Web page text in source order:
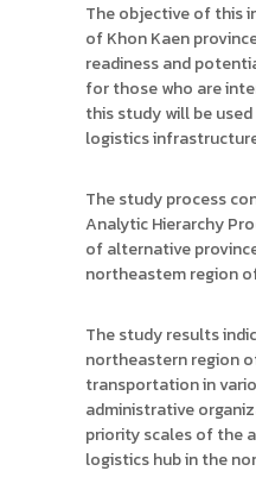
The objective of this
of Khon Kaen
readiness and
for those who are
this study will be
logistics
The study process
Analytic Hierarchy
of alternative
northeastem region
The study results
northeastern region
transportation in
administrative
priority scales of the
logistics hub in the